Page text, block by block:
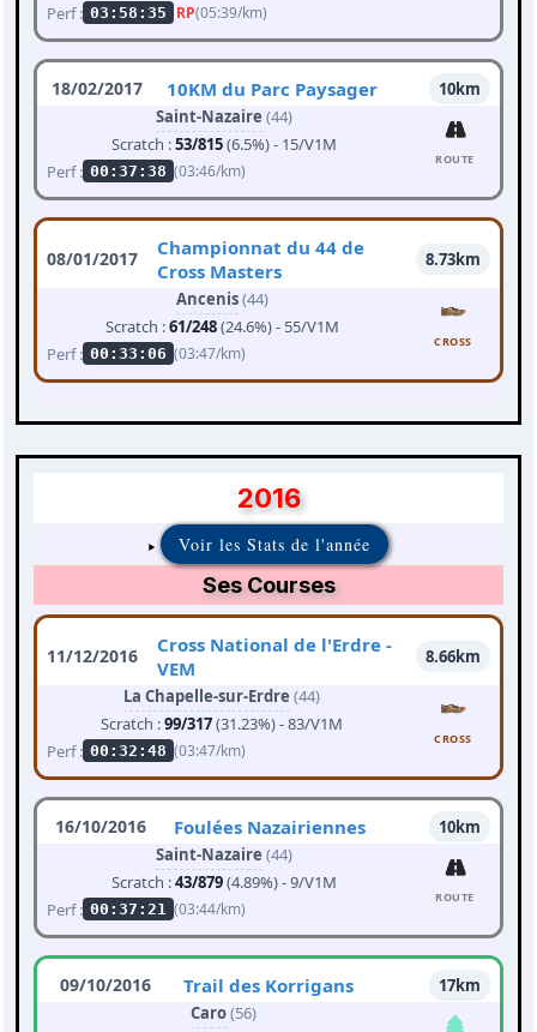
Perf : 03:58:35 RP(05:39/km)
18/02/2017 10KM du Parc Paysager
10km
Saint-Nazaire (44)
Scratch :53/815(6.5%) - 15/V1M
Perf : 00:37:38 (03:46/km)
ROUTE
08/01/2017
Championnat du 44 de
Cross Masters
8.73km
Ancenis(44)
Scratch :61/248(24.6%) - 55/V1M
Perf : 00:33:06 (03:47/km)
CROSS
2016
Voir les Stats de l'année
Ses Courses
11/12/2016
Cross National de l'Erdre -
VEM
8.66km
La Chapelle-sur-Erdre (44)
Scratch :99/317(31.23%) - 83/V1M
Perf : 00:32:48 (03:47/km)
CROSS
16/10/2016 Foulées Nazairiennes
10km
Saint-Nazaire (44)
Scratch :43/879(4.89%) - 9/V1M
Perf : 00:37:21 (03:44/km)
ROUTE
09/10/2016 Trail des Korrigans
17km
Caro(56)